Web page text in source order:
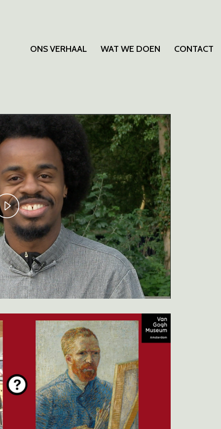
ONS VERHAAL WAT WE DOEN CONTACT
Play
Video